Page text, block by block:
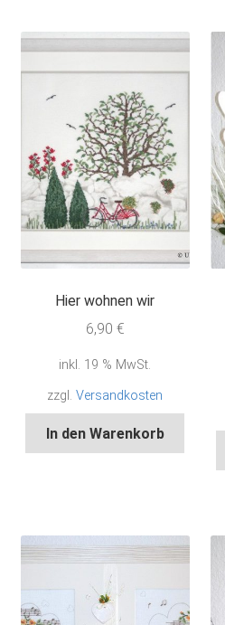
Hier wohnen wir
6,90 €
inkl. 19 % MwSt.
zzgl.Versandkosten
In den Warenkorb